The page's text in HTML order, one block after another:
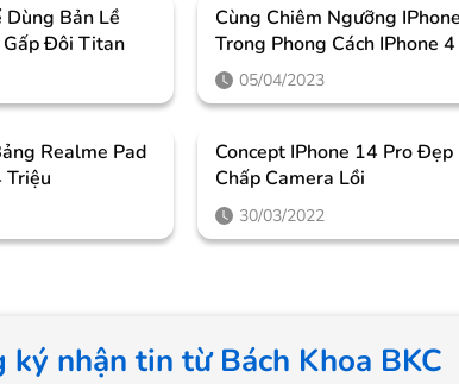
Dùng Bản Lề
Gấp Đôi Titan
Cùng Chiêm Ngưỡng
Trong Phong Cách IPhone 4
Cưỡng
05/04/2023
Realme Pad
Triệu
Concept IPhone 14 Pro
Chấp Camera Lồi
30/03/2022
ký nhận tin từ Bách Khoa BKC